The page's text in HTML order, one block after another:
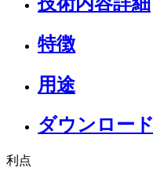
特徴
用途
ダウンロード
利点